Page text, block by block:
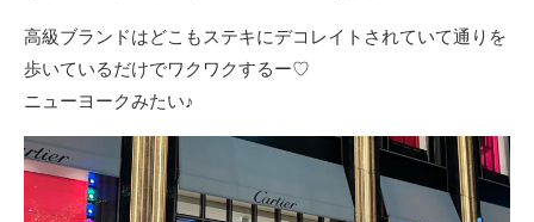
高級ブランドはどこもステキにデコレイトされていて通りを
歩いているだけでワクワクするー♡
ニューヨークみたい♪